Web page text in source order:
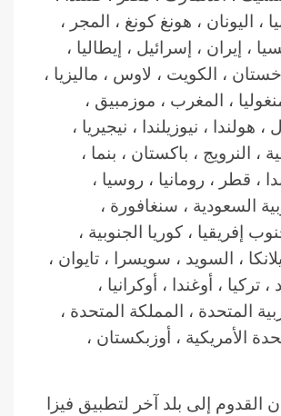
، اليونان ، هونغ كونغ ، المجر ،
، إيران ، إسرائيل ، إيطاليا ،
، الكويت ، لاوس ، ماليزيا ،
، المغرب ، موزمبيق ،
، هولندا ، نيوزيلندا ، نيجيريا ،
، النرويج ، باكستان ، بنما ،
، قطر ، رومانيا ، روسيا ،
السعودية ، سنغافورة ،
إفريقيا ، كوريا الجنوبية ،
، السويد ، سويسرا ، تايوان ،
، تركيا ، أوغندا ، أوكرانيا ،
المتحدة ، المملكة المتحدة ،
الأمريكية ، أوزبكستان ،
القدوم إلى بلد آخر لتطبيق فيزا